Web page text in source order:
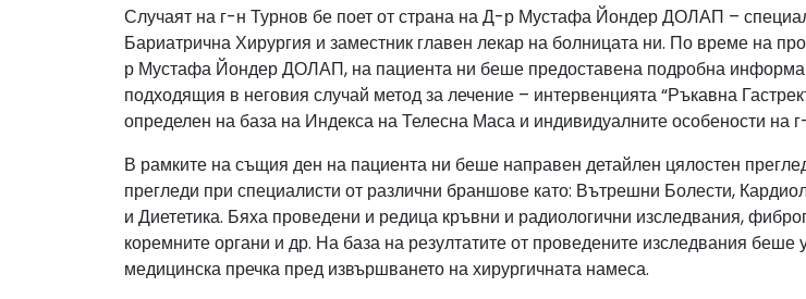
Случаят на г-н Турнов бе поет от страна на Д-р Мустафа Йондер ДОЛАП –
Бариатрична Хирургия и заместник главен лекар на болницата ни. По време на
р Мустафа Йондер ДОЛАП, на пациента ни беше предоставена подробна
подходящия в неговия случай метод за лечение – интервенцията “Ръкавна
определен на база на Индекса на Телесна Маса и индивидуалните особености на
В рамките на същия ден на пациента ни беше направен детайлен цялостен
прегледи при специалисти от различни браншове като: Вътрешни Болести,
и Диететика. Бяха проведени и редица кръвни и радиологични изследвания,
коремните органи и др. На база на резултатите от проведените изследвания беше
медицинска пречка пред извършването на хирургичната намеса.